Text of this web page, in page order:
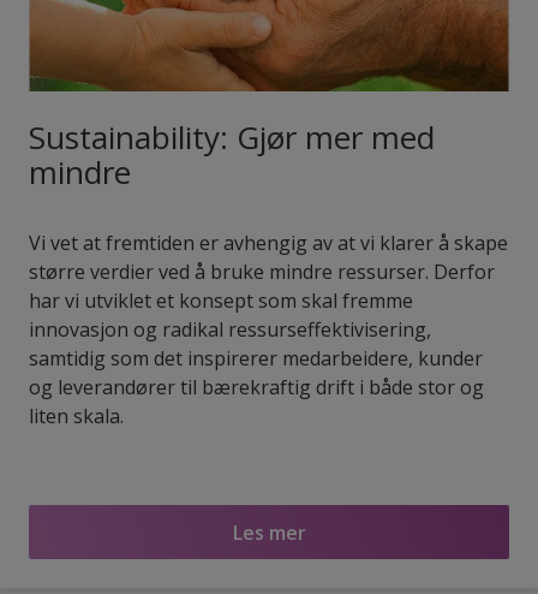
Sustainability: Gjør mer med
mindre
Vi vet at fremtiden er avhengig av at vi klarer å skape
større verdier ved å bruke mindre ressurser. Derfor
har vi utviklet et konsept som skal fremme
innovasjon og radikal ressurseffektivisering,
samtidig som det inspirerer medarbeidere, kunder
og leverandører til bærekraftig drift i både stor og
liten skala.
Les mer